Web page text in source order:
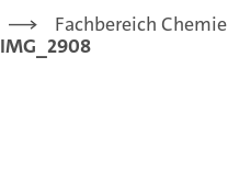
Fachbereich Chemie
IMG_2908